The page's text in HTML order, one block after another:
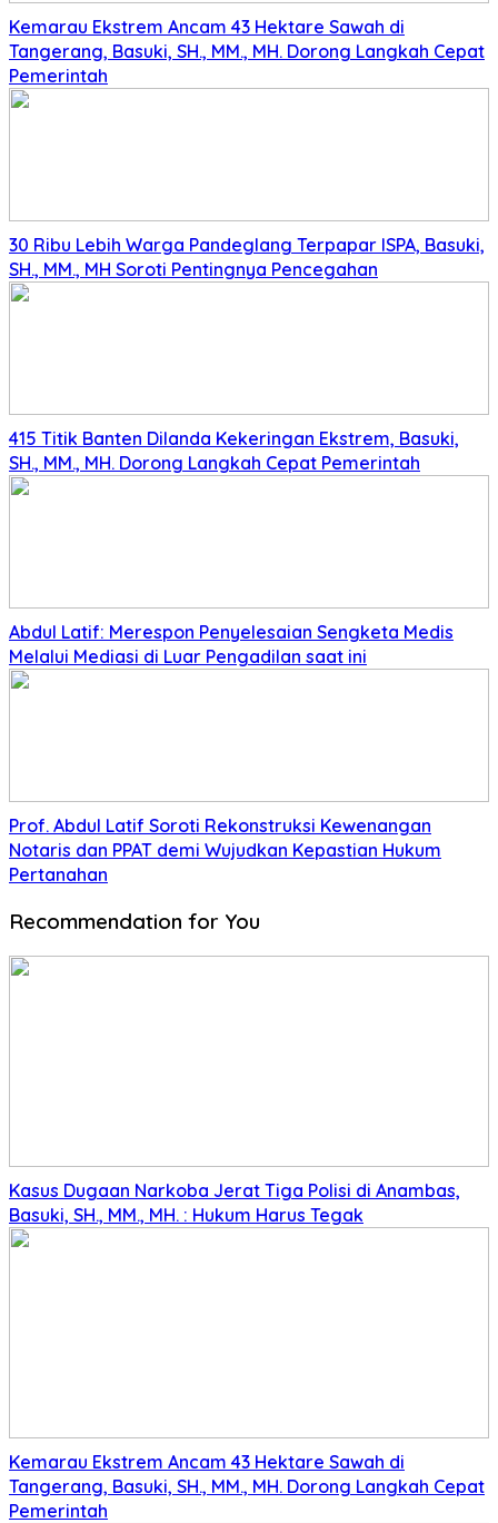
Kemarau Ekstrem Ancam 43 Hektare Sawah di
Tangerang, Basuki, SH., MM., MH. Dorong Langkah Cepat
Pemerintah
30 Ribu Lebih Warga Pandeglang Terpapar ISPA, Basuki,
SH., MM., MH Soroti Pentingnya Pencegahan
415 Titik Banten Dilanda Kekeringan Ekstrem, Basuki,
SH., MM., MH. Dorong Langkah Cepat Pemerintah
Abdul Latif: Merespon Penyelesaian Sengketa Medis
Melalui Mediasi di Luar Pengadilan saat ini
Prof. Abdul Latif Soroti Rekonstruksi Kewenangan
Notaris dan PPAT demi Wujudkan Kepastian Hukum
Pertanahan
Recommendation for You
Kasus Dugaan Narkoba Jerat Tiga Polisi di Anambas,
Basuki, SH., MM., MH. : Hukum Harus Tegak
Kemarau Ekstrem Ancam 43 Hektare Sawah di
Tangerang, Basuki, SH., MM., MH. Dorong Langkah Cepat
Pemerintah